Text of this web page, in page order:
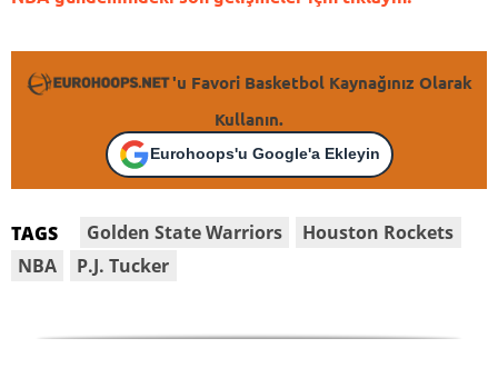
'u Favori Basketbol Kaynağınız Olarak
Kullanın.
Eurohoops'u Google'a Ekleyin
TAGS Golden State Warriors
Houston Rockets
NBA
P.J. Tucker